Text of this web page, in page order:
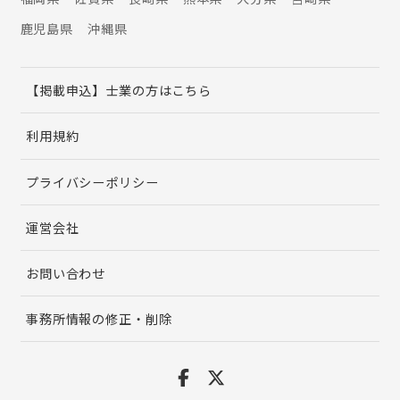
鹿児島県
沖縄県
【掲載申込】士業の方はこちら
利用規約
プライバシーポリシー
運営会社
お問い合わせ
事務所情報の修正・削除